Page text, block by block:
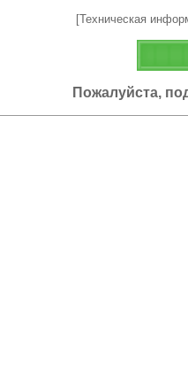
[Техническая
Пожалуйста,